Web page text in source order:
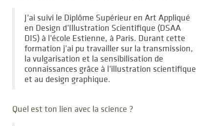
J’ai suivi le Diplôme Supérieur en Art Appliqué
en Design d’Illustration Scientifique (DSAA
DIS) à l’école Estienne, à Paris. Durant cette
formation j’ai pu travailler sur la transmission,
la vulgarisation et la sensibilisation de
connaissances grâce à l’illustration scientifique
et au design graphique.
Quel est ton lien avec la science ?